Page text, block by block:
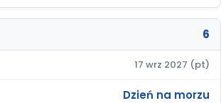
6
17 wrz 2027 (pt)
Dzień na morzu